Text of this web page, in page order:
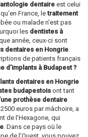
dentaire est celui
France, letraitement
ou malade n’est pas
les dentistes à
année, ceux-ci sont
dentaires en Hongrie.
de patients français
d’implants à Budapest ?
dentaires en Hongrie
budapestois ont tant
prothèse dentaire
euros par mâchoire, a
de l’Hexagone, qui
. Dans ce pays où le